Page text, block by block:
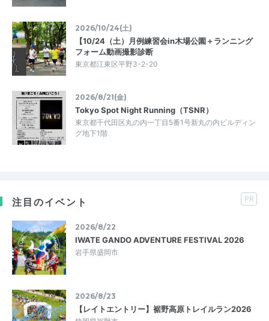
2026/10/24(土)
【10/24（土）月例練習会in木場公園＋ランニング
フォーム動画撮影診断
東京都江東区平野3-2-20
2026/8/21(金)
Tokyo Spot Night Running（TSNR）
東京都千代田区丸の内一丁目5番1号新丸の内ビルディン
グ地下1階
注目のイベント PR
2026/8/22
IWATE GANDO ADVENTURE FESTIVAL 2026
岩手県盛岡市
2026/8/23
【レイトエントリー】裾野高原トレイルラン2026